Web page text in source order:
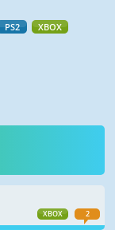
PS2 XBOX
XBOX 2